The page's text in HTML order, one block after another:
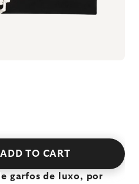
ADD TO CART
garfos de luxo, por